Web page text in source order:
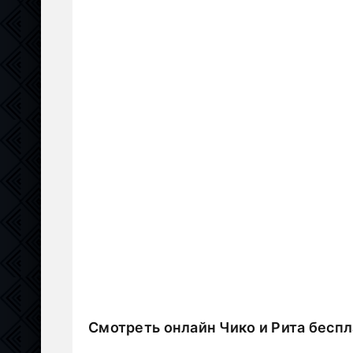
Смотреть онлайн Чико и Рита